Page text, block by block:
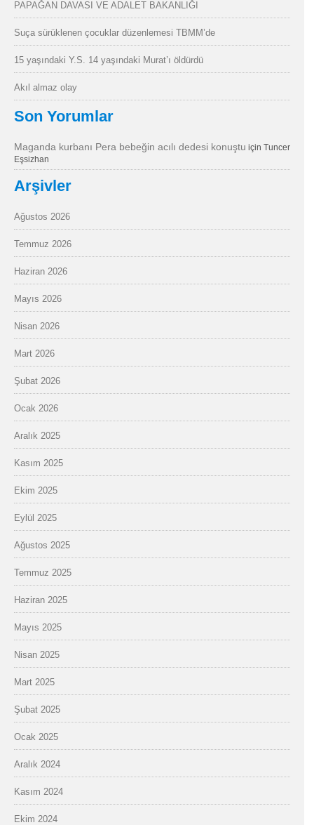
PAPAĞAN DAVASI VE ADALET BAKANLIĞI
Suça sürüklenen çocuklar düzenlemesi TBMM’de
15 yaşındaki Y.S. 14 yaşındaki Murat’ı öldürdü
Akıl almaz olay
Son Yorumlar
Maganda kurbanı Pera bebeğin acılı dedesi konuştu için Tuncer
Eşsizhan
Arşivler
Ağustos 2026
Temmuz 2026
Haziran 2026
Mayıs 2026
Nisan 2026
Mart 2026
Şubat 2026
Ocak 2026
Aralık 2025
Kasım 2025
Ekim 2025
Eylül 2025
Ağustos 2025
Temmuz 2025
Haziran 2025
Mayıs 2025
Nisan 2025
Mart 2025
Şubat 2025
Ocak 2025
Aralık 2024
Kasım 2024
Ekim 2024